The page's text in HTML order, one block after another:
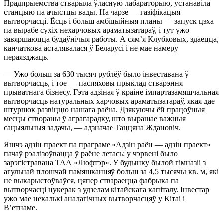
Прадпрыемства стварыла ўласную лабараторыю, устанавіла
станцыю па ачыстцы вады. На чарзе — газіфікацыя
вытворчасці. Ёсць і больш амбіцыйныя планы — запуск цэха
па вырабе сухіх нехарчовых араматызатараў, і тут ужо
завяршаюцца будаўнічыя работы. А сям’я Клубковых, здаецца,
канчаткова асталявалася ў Беларусі і не мае намеру
пераязджаць.
— Ужо больш за 630 тысяч рублёў было інвеставана ў
вытворчасць, і тое — паспяховы прыклад стварэння
прыватнага бізнесу. Гэта адзіная ў краіне імпартазамяшчальная
вытворчасць натуральных харчовых араматызатараў, якая дае
штуршок развіццю нашага раёна. Дзякуючы ёй працоўныя
месцы створаны ў аграгарадку, што вырашае важныя
сацыяльныя задачы, — адзначае Таццяна Ждановіч.
Яшчэ адзін праект па праграме «Адзін раён — адзін праект»
пачаў рэалізоўвацца ў раёне летась: у чэрвені было
зарэгістравана ТАА «Люфтэр». У будынку былой гімназіі з
агульнай плошчай памяшканняў больш за 4,5 тысячы кв. м, які
не выкарыстоўваўся, цяпер ствараецца фабрыка па
вытворчасці цукерак з удзелам кітайскага капіталу. Інвестар
ужо мае некалькі аналагічных вытворчасцяў у Кітаі і
В’етнаме.